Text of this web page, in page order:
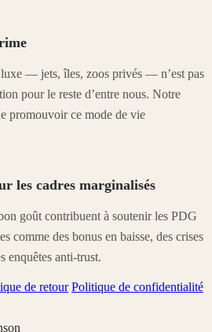
— jets, îles, zoos privés — n’est pas
pour le reste d’entre nous. Notre
promouvoir ce mode de vie
les cadres marginalisés
goût contribuent à soutenir les PDG
comme des bonus en baisse, des crises
enquêtes anti-trust.
de retour Politique de confidentialité